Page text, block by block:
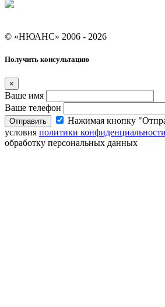
© «НЮАНС» 2006 - 2026
Получить консультацию
×
Ваше имя
Ваше телефон
Отправить
Нажимая кнопку
условия политики конфиденциальности
обработку персональных данных